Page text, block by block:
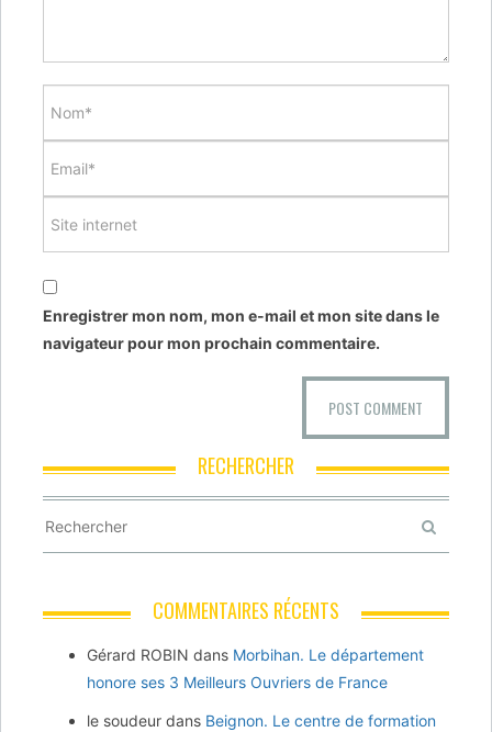
Enregistrer mon nom, mon e-mail et mon site dans le
navigateur pour mon prochain commentaire.
RECHERCHER
COMMENTAIRES RÉCENTS
Gérard ROBIN dans Morbihan. Le département
honore ses 3 Meilleurs Ouvriers de France
le soudeur dans Beignon. Le centre de formation